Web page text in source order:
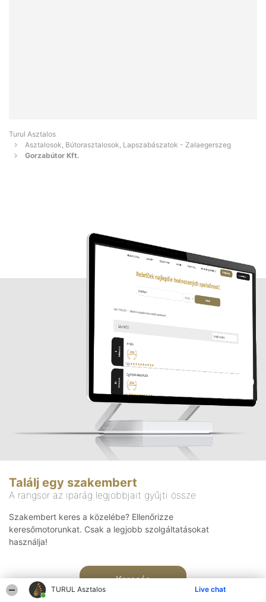
TURUL Asztalos Live chat
Turul Asztalos
Asztalosok, Bútorasztalosok, Lapszabászatok - Zalaegerszeg
Gorzabútor Kft.
Találj egy szakembert
A rangsor az iparág legjobbjait gyűjti össze
Szakembert keres a közelébe? Ellenőrizze
keresőmotorunkat. Csak a legjobb szolgáltatásokat
használja!
Keresés